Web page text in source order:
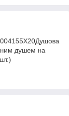
душем на